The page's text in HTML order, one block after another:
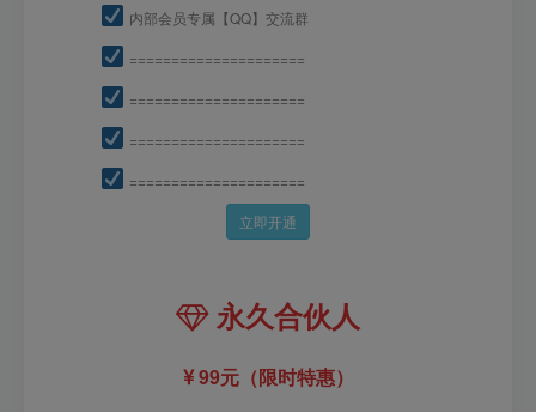
内部会员专属【QQ】交流群
=====================
=====================
=====================
=====================
立即开通
永久合伙人
99元（限时特惠）